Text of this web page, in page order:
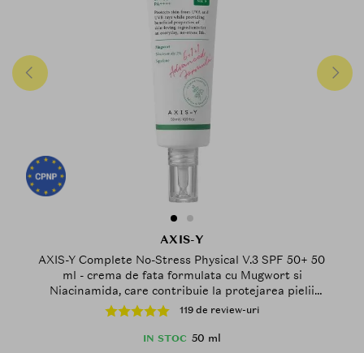
AXIS-Y
AXIS-Y Complete No-Stress Physical V.3 SPF 50+ 50
ml - crema de fata formulata cu Mugwort si
Niacinamida, care contribuie la protejarea pielii
impotriva daunelor cauzate de UVA si UVB, Daily
119 de review-uri
IN STOC 50 ml